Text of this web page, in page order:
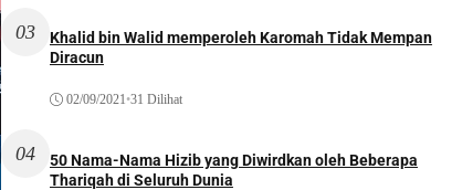
03
Khalid bin Walid memperoleh Karomah Tidak Mempan
Diracun
02/09/2021•31 Dilihat
04
50 Nama-Nama Hizib yang Diwirdkan oleh Beberapa
Thariqah di Seluruh Dunia